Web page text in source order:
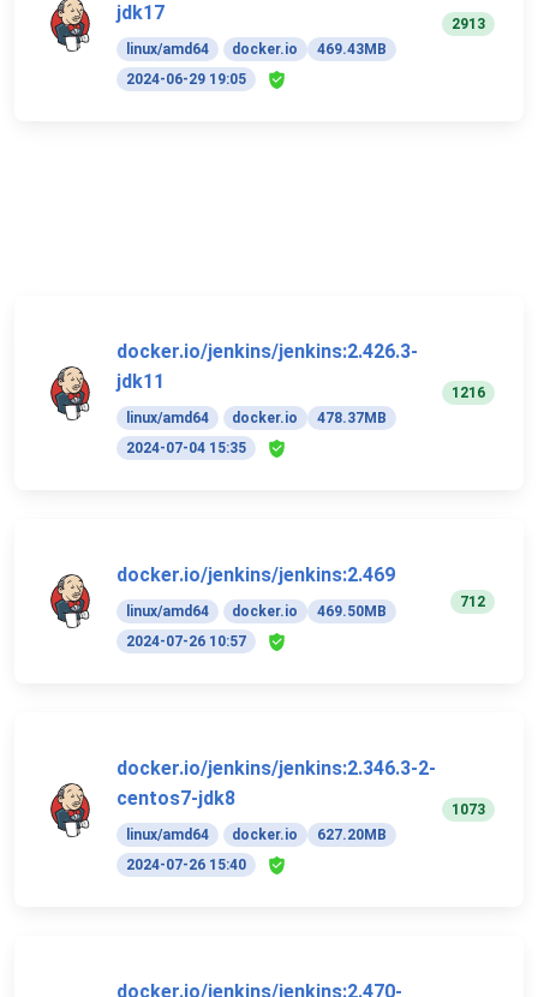
jdk17
linux/amd64 docker.io
469.43MB
2024-06-29 19:05
2913
docker.io/jenkins/jenkins:2.426.3-
jdk11
linux/amd64 docker.io
478.37MB
2024-07-04 15:35
1216
docker.io/jenkins/jenkins:2.469
linux/amd64 docker.io
469.50MB
2024-07-26 10:57
712
docker.io/jenkins/jenkins:2.346.3-2-
centos7-jdk8
linux/amd64 docker.io
627.20MB
2024-07-26 15:40
1073
docker.io/jenkins/jenkins:2.470-